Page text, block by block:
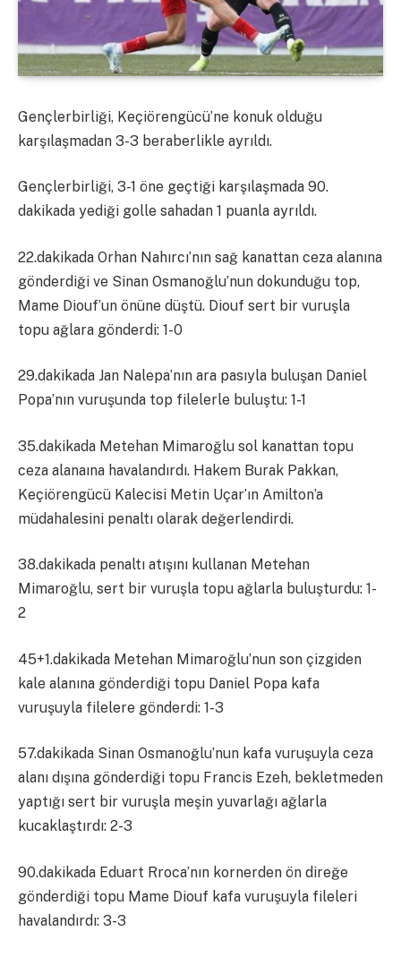
Gençlerbirliği, Keçiörengücü’ne konuk olduğu
karşılaşmadan 3-3 beraberlikle ayrıldı.
Gençlerbirliği, 3-1 öne geçtiği karşılaşmada 90.
dakikada yediği golle sahadan 1 puanla ayrıldı.
22.dakikada Orhan Nahırcı’nın sağ kanattan ceza alanına
gönderdiği ve Sinan Osmanoğlu’nun dokunduğu top,
Mame Diouf’un önüne düştü. Diouf sert bir vuruşla
topu ağlara gönderdi: 1-0
29.dakikada Jan Nalepa’nın ara pasıyla buluşan Daniel
Popa’nın vuruşunda top filelerle buluştu: 1-1
35.dakikada Metehan Mimaroğlu sol kanattan topu
ceza alanaına havalandırdı. Hakem Burak Pakkan,
Keçiörengücü Kalecisi Metin Uçar’ın Amilton’a
müdahalesini penaltı olarak değerlendirdi.
38.dakikada penaltı atışını kullanan Metehan
Mimaroğlu, sert bir vuruşla topu ağlarla buluşturdu: 1-
2
45+1.dakikada Metehan Mimaroğlu’nun son çizgiden
kale alanına gönderdiği topu Daniel Popa kafa
vuruşuyla filelere gönderdi: 1-3
57.dakikada Sinan Osmanoğlu’nun kafa vuruşuyla ceza
alanı dışına gönderdiği topu Francis Ezeh, bekletmeden
yaptığı sert bir vuruşla meşin yuvarlağı ağlarla
kucaklaştırdı: 2-3
90.dakikada Eduart Rroca’nın kornerden ön direğe
gönderdiği topu Mame Diouf kafa vuruşuyla fileleri
havalandırdı: 3-3